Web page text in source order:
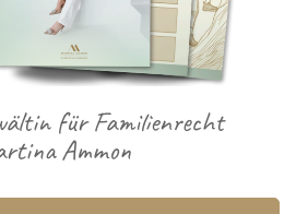
für Familienrecht
Ammon